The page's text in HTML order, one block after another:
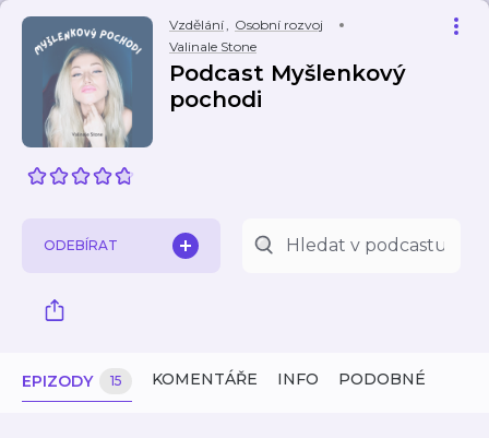
Vzdělání, Osobní rozvoj
Valinale Stone
Podcast Myšlenkový
pochodi
ODEBÍRAT
EPIZODY 15 KOMENTÁŘE INFO PODOBNÉ